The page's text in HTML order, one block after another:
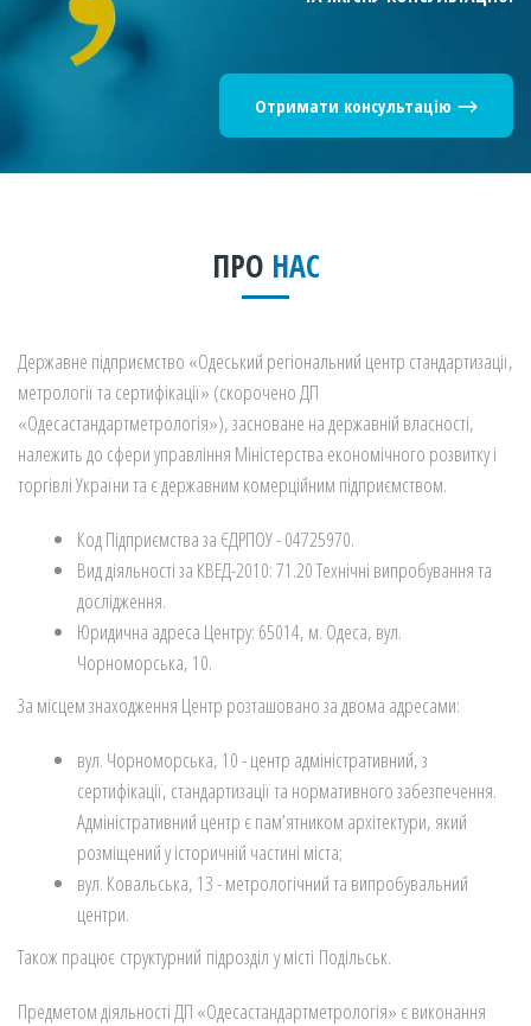
Отримати консультацію
ПРО НАС
Державне підприємство «Одеський регіональний центр стандартизації,
метрології та сертифікації» (скорочено ДП
«Одесастандартметрологія»), засноване на державній власності,
належить до сфери управління Міністерства економічного розвитку і
торгівлі України та є державним комерційним підприємством.
Код Підприємства за ЄДРПОУ - 04725970.
Вид діяльності за КВЕД-2010: 71.20 Технічні випробування та
дослідження.
Юридична адреса Центру: 65014, м. Одеса, вул.
Чорноморська, 10.
За місцем знаходження Центр розташовано за двома адресами:
вул. Чорноморська, 10 - центр адміністративний, з
сертифікації, стандартизації та нормативного забезпечення.
Адміністративний центр є пам’ятником архітектури, який
розміщений у історичній частині міста;
вул. Ковальська, 13 - метрологічний та випробувальний
центри.
Також працює структурний підрозділ у місті Подільськ.
Предметом діяльності ДП «Одесастандартметрологія» є виконання